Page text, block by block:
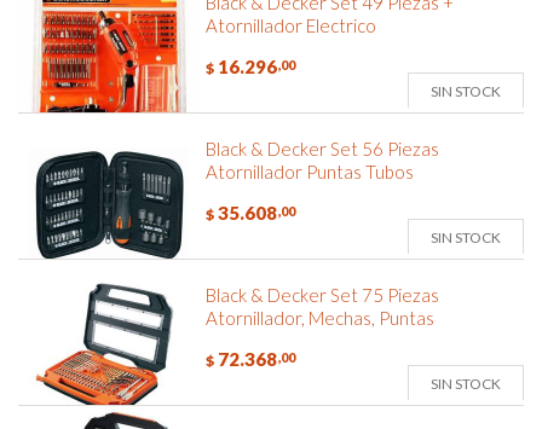
Atornillador Electrico
$ 16.296,00
SIN STOCK
Black & Decker Set 56 Piezas
Atornillador Puntas Tubos
$ 35.608,00
SIN STOCK
Black & Decker Set 75 Piezas
Atornillador, Mechas, Puntas
$ 72.368,00
SIN STOCK